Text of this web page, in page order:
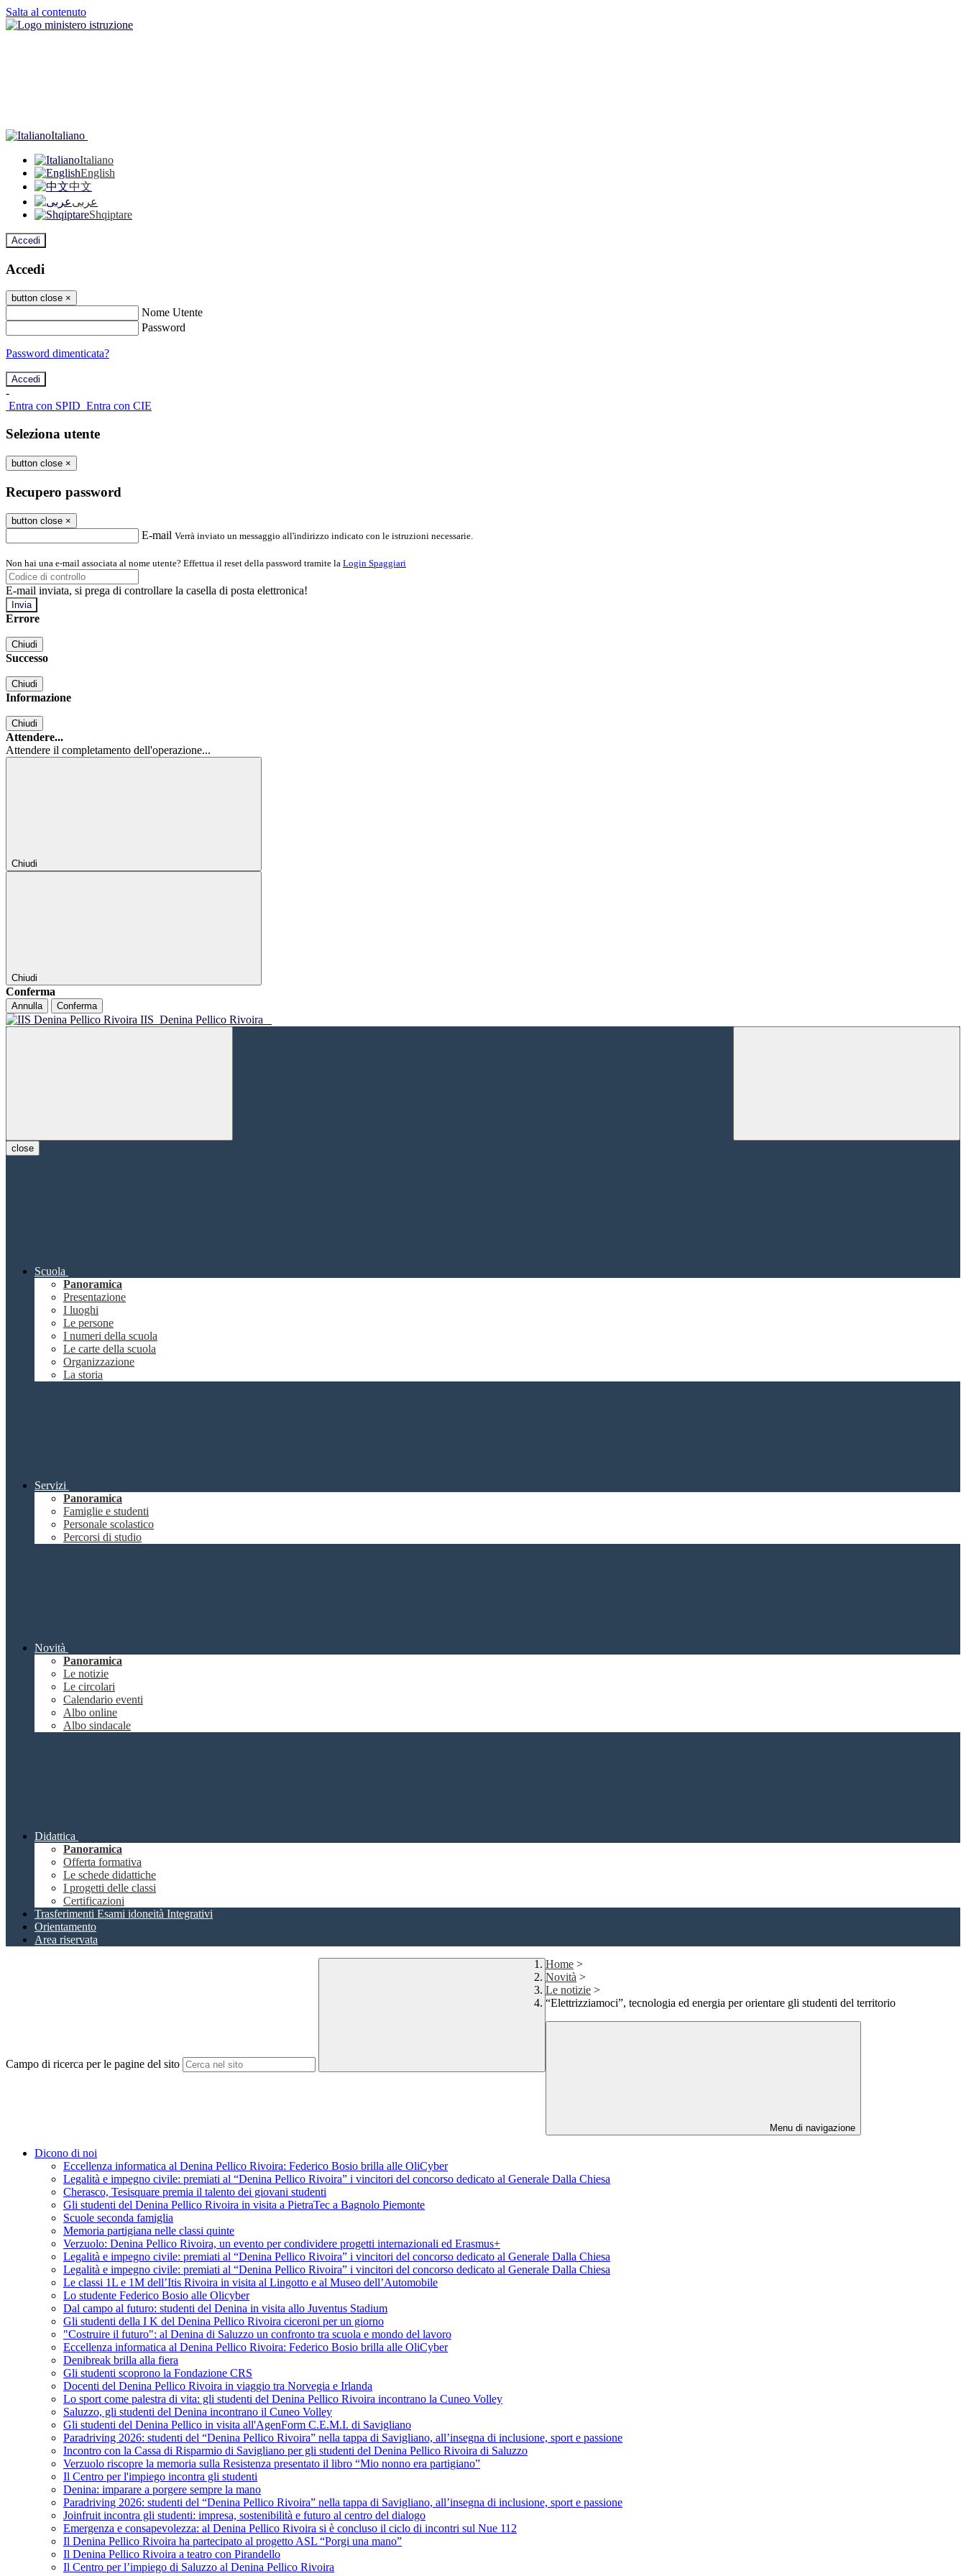
Salta al contenuto
Italiano
Italiano
English
中文
عربى
Shqiptare
Accedi
Accedi
button close ×
Nome Utente
Password
Password dimenticata?
-
Entra con SPID Entra con CIE
Seleziona utente
button close ×
Recupero password
button close ×
E-mail Verrà inviato un messaggio all'indirizzo indicato con le istruzioni necessarie.
Non hai una e-mail associata al nome utente? Effettua il reset della password tramite la Login Spaggiari
E-mail inviata, si prega di controllare la casella di posta elettronica!
Errore
Chiudi
Successo
Chiudi
Informazione
Chiudi
Attendere...
Attendere il completamento dell'operazione...
Chiudi
Chiudi
Conferma
Annulla Conferma
IIS Denina Pellico Rivoira
close
Scuola
Panoramica
Presentazione
I luoghi
Le persone
I numeri della scuola
Le carte della scuola
Organizzazione
La storia
Servizi
Panoramica
Famiglie e studenti
Personale scolastico
Percorsi di studio
Novità
Panoramica
Le notizie
Le circolari
Calendario eventi
Albo online
Albo sindacale
Didattica
Panoramica
Offerta formativa
Le schede didattiche
I progetti delle classi
Certificazioni
Trasferimenti Esami idoneità Integrativi
Orientamento
Area riservata
Campo di ricerca per le pagine del sito
Home >
Novità >
Le notizie >
“Elettrizziamoci”, tecnologia ed energia per orientare gli studenti del territorio
Menu di navigazione
Dicono di noi
Eccellenza informatica al Denina Pellico Rivoira: Federico Bosio brilla alle OliCyber
Legalità e impegno civile: premiati al “Denina Pellico Rivoira” i vincitori del concorso dedicato al Generale Dalla Chiesa
Cherasco, Tesisquare premia il talento dei giovani studenti
Gli studenti del Denina Pellico Rivoira in visita a PietraTec a Bagnolo Piemonte
Scuole seconda famiglia
Memoria partigiana nelle classi quinte
Verzuolo: Denina Pellico Rivoira, un evento per condividere progetti internazionali ed Erasmus+
Legalità e impegno civile: premiati al “Denina Pellico Rivoira” i vincitori del concorso dedicato al Generale Dalla Chiesa
Legalità e impegno civile: premiati al “Denina Pellico Rivoira” i vincitori del concorso dedicato al Generale Dalla Chiesa
Le classi 1L e 1M dell’Itis Rivoira in visita al Lingotto e al Museo dell’Automobile
Lo studente Federico Bosio alle Olicyber
Dal campo al futuro: studenti del Denina in visita allo Juventus Stadium
Gli studenti della I K del Denina Pellico Rivoira ciceroni per un giorno
"Costruire il futuro": al Denina di Saluzzo un confronto tra scuola e mondo del lavoro
Eccellenza informatica al Denina Pellico Rivoira: Federico Bosio brilla alle OliCyber
Denibreak brilla alla fiera
Gli studenti scoprono la Fondazione CRS
Docenti del Denina Pellico Rivoira in viaggio tra Norvegia e Irlanda
Lo sport come palestra di vita: gli studenti del Denina Pellico Rivoira incontrano la Cuneo Volley
Saluzzo, gli studenti del Denina incontrano il Cuneo Volley
Gli studenti del Denina Pellico in visita all'AgenForm C.E.M.I. di Savigliano
Paradriving 2026: studenti del “Denina Pellico Rivoira” nella tappa di Savigliano, all’insegna di inclusione, sport e passione
Incontro con la Cassa di Risparmio di Savigliano per gli studenti del Denina Pellico Rivoira di Saluzzo
Verzuolo riscopre la memoria sulla Resistenza presentato il libro “Mio nonno era partigiano”
Il Centro per l'impiego incontra gli studenti
Denina: imparare a porgere sempre la mano
Paradriving 2026: studenti del “Denina Pellico Rivoira” nella tappa di Savigliano, all’insegna di inclusione, sport e passione
Joinfruit incontra gli studenti: impresa, sostenibilità e futuro al centro del dialogo
Emergenza e consapevolezza: al Denina Pellico Rivoira si è concluso il ciclo di incontri sul Nue 112
Il Denina Pellico Rivoira ha partecipato al progetto ASL “Porgi una mano”
Il Denina Pellico Rivoira a teatro con Pirandello
Il Centro per l’impiego di Saluzzo al Denina Pellico Rivoira